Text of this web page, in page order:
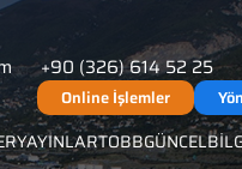
+90 (326) 614 52 25
Online İşlemler
YAYINLARTOBBGÜNCEL